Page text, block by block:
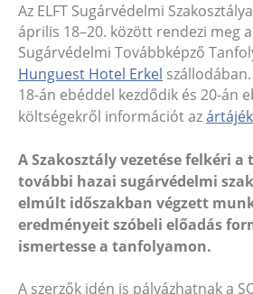
Az ELFT Sugárvédelmi
április 18–20. között rendezi meg a
Sugárvédelmi Továbbképző
Hunguest Hotel Erkel
18-án ebéddel kezdődik és 20-án
költségekről információt az
A Szakosztály vezetése felkéri
további hazai sugárvédelmi
elmúlt időszakban végzett
eredményeit szóbeli előadás
ismertesse a tanfolyamon.
A szerzők idén is pályázhatnak a